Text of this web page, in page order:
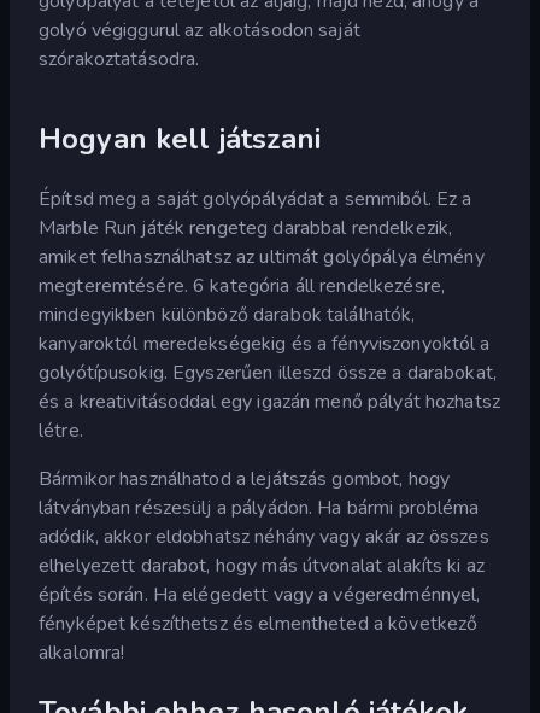
golyó végiggurul az alkotásodon saját
szórakoztatásodra.
Hogyan kell játszani
Építsd meg a saját golyópályádat a semmiből. Ez a
Marble Run játék rengeteg darabbal rendelkezik,
amiket felhasználhatsz az ultimát golyópálya élmény
megteremtésére. 6 kategória áll rendelkezésre,
mindegyikben különböző darabok találhatók,
kanyaroktól meredekségekig és a fényviszonyoktól a
golyótípusokig. Egyszerűen illeszd össze a darabokat,
és a kreativitásoddal egy igazán menő pályát hozhatsz
létre.
Bármikor használhatod a lejátszás gombot, hogy
látványban részesülj a pályádon. Ha bármi probléma
adódik, akkor eldobhatsz néhány vagy akár az összes
elhelyezett darabot, hogy más útvonalat alakíts ki az
építés során. Ha elégedett vagy a végeredménnyel,
fényképet készíthetsz és elmentheted a következő
alkalomra!